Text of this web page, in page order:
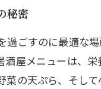
秘密
過ごすのに最適な
酒屋メニューは、
菜の天ぷら、そし